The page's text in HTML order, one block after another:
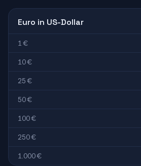
Euro in US-Dollar
1 €
10 €
25 €
50 €
100 €
250 €
1.000 €